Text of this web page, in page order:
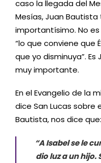
caso la llegada del
Mesías, Juan
importantísimo. No
“lo que conviene que
que yo disminuya”.
muy importante.
En el Evangelio de la
dice San Lucas sobre
Bautista, nos dice que:
“A Isabel se le
dio luz a un hijo.